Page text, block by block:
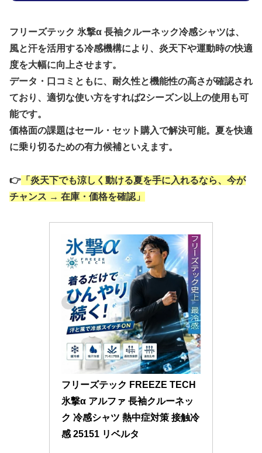
フリーズテック 氷撃α 長袖クルーネック冷感シャツは、
風と汗を活用する冷感機構により、炎天下や運動時の快適
度を大幅に向上させます。
データ・口コミともに、耐久性と機能性の高さが確認され
ており、適切な使い方をすれば2シーズン以上の使用も可
能です。
価格面の課題はセール・セット購入で解決可能。夏を快適
に乗り切るための有力候補といえます。
👉 「炎天下でも涼しく動ける夏を手に入れるなら、今が
チャンス → 在庫・価格を確認」
フリーズテック FREEZE TECH
氷撃α アルファ 長袖クルーネッ
ク 冷感シャツ 熱中症対策 接触冷
感 25151 リベルタ